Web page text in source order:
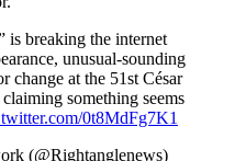
breaking the internet
unusual-sounding
change at the 51st César
something seems
0t8MdFg7K1
(@Rightanglenews)